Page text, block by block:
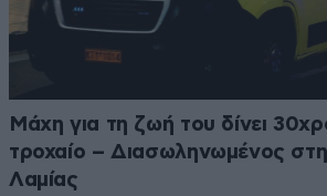
Μάχη για τη ζωή του δίνει
τροχαίο – Διασωληνωμένος
Λαμίας